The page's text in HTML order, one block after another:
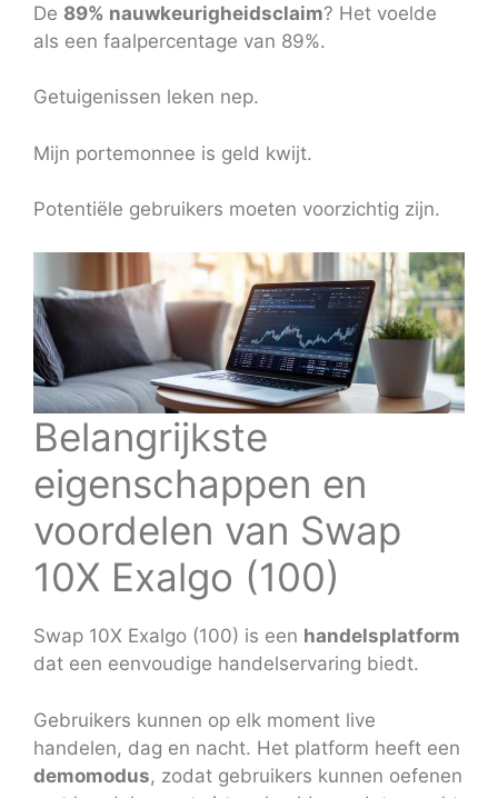
De 89% nauwkeurigheidsclaim? Het voelde
als een faalpercentage van 89%.
Getuigenissen leken nep.
Mijn portemonnee is geld kwijt.
Potentiële gebruikers moeten voorzichtig zijn.
Belangrijkste
eigenschappen en
voordelen van Swap
10X Exalgo (100)
Swap 10X Exalgo (100) is een handelsplatform
dat een eenvoudige handelservaring biedt.
Gebruikers kunnen op elk moment live
handelen, dag en nacht. Het platform heeft een
demomodus, zodat gebruikers kunnen oefenen